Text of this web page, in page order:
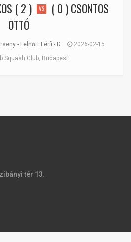
( 2 ) VS ( 0 )CSONTOS
OTTÓ
- Felnőtt Férfi - D
2026-02-15
Squash Club, Budapest
tér 13.